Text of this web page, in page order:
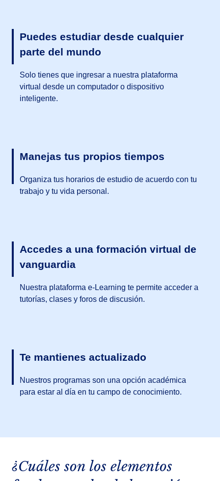
Puedes estudiar desde cualquier
parte del mundo
Solo tienes que ingresar a nuestra plataforma
virtual desde un computador o dispositivo
inteligente.
Manejas tus propios tiempos
Organiza tus horarios de estudio de acuerdo con tu
trabajo y tu vida personal.
Accedes a una formación virtual de
vanguardia
Nuestra plataforma e-Learning te permite acceder a
tutorías, clases y foros de discusión.
Te mantienes actualizado
Nuestros programas son una opción académica
para estar al día en tu campo de conocimiento.
¿Cuáles son los elementos